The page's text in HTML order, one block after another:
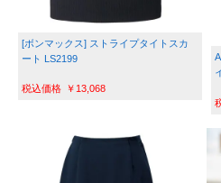
[ボンマックス] ストライプタイトスカ
ート LS2199
￥13,068